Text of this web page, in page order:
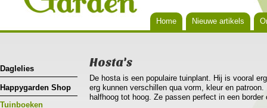
Home Nieuwe artikels
Daglelies
Happygarden Shop
Tuinboeken
Hosta's
De hosta is een populaire tuinplant. Hij is vooral
erg kunnen verschillen qua vorm, kleur en
halfhoog tot hoog. Ze passen perfect in een